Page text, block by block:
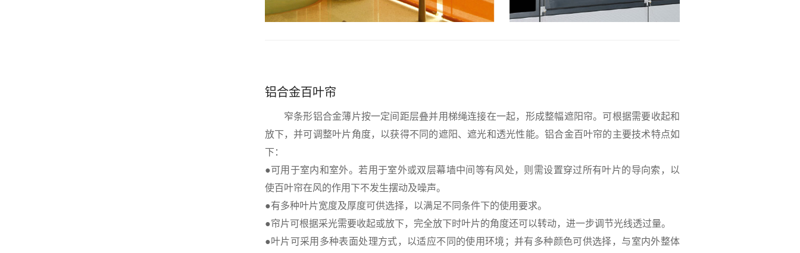
铝合金百叶帘
窄条形铝合金薄片按一定间距层叠并用梯绳连接在一起，形成整幅遮阳帘。可根据需要收起和
放下，并可调整叶片角度，以获得不同的遮阳、遮光和透光性能。铝合金百叶帘的主要技术特点如
下：
●可用于室内和室外。若用于室外或双层幕墙中间等有风处，则需设置穿过所有叶片的导向索，以
使百叶帘在风的作用下不发生摆动及噪声。
●有多种叶片宽度及厚度可供选择，以满足不同条件下的使用要求。
●帘片可根据采光需要收起或放下，完全放下时叶片的角度还可以转动，进一步调节光线透过量。
●叶片可采用多种表面处理方式，以适应不同的使用环境；并有多种颜色可供选择，与室内外整体